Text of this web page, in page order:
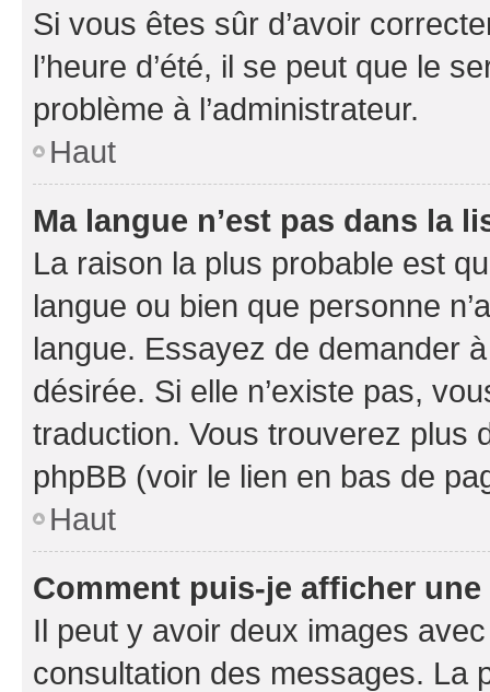
Si vous êtes sûr d’avoir
l’heure d’été, il se peut que le
problème à l’administrateur.
Haut
Ma langue n’est pas dans la
La raison la plus probable est
langue ou bien que personne
langue. Essayez de demander
désirée. Si elle n’existe pas,
traduction. Vous trouverez plus
phpBB (voir le lien en bas de
Haut
Comment puis-je afficher
Il peut y avoir deux images
consultation des messages. La